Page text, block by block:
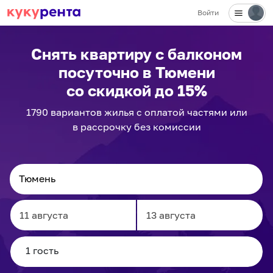
Войти
Снять квартиру с балконом
посуточно в Тюмени
со скидкой до 15%
1790 вариантовжилья с оплатой частями или
в рассрочку без комиссии
Navigate
forward
to
Navigate
to
✕